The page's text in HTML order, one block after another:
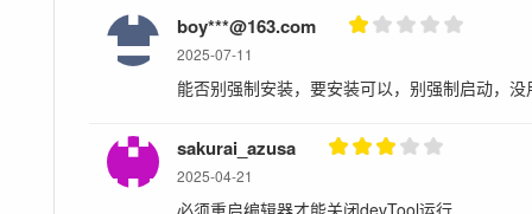
软件，而不是以DCloud名义发布。
d) 本协议不构成代理关系。
因使用“软件”而引发的任何直接或间接损失承担责
使其曾被建议有此种损失的可能性。
boy***@163.com
2025-07-11
能否别强制安装，要安装可以，别强制启动，
sakurai_azusa
2025-04-21